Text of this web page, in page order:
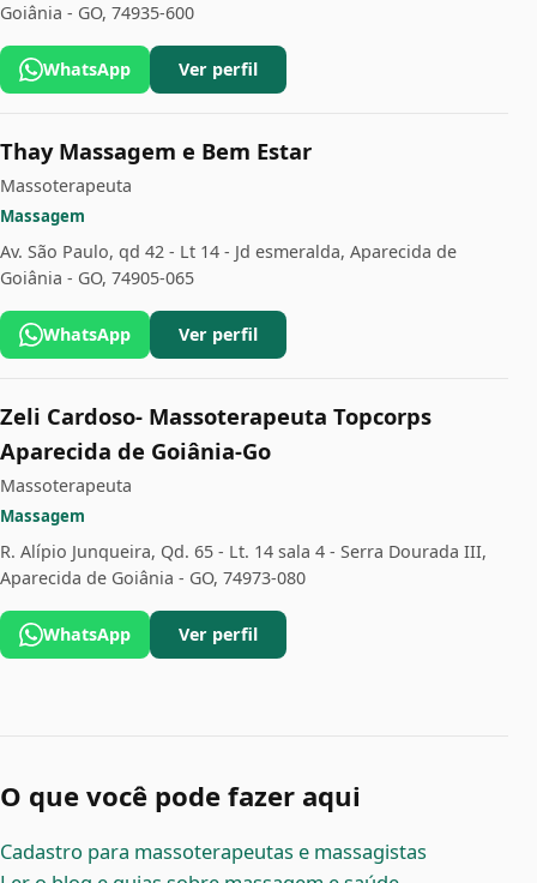
Goiânia - GO, 74935-600
WhatsApp Ver perfil
Thay Massagem e Bem Estar
Massoterapeuta
Massagem
Av. São Paulo, qd 42 - Lt 14 - Jd esmeralda, Aparecida de
Goiânia - GO, 74905-065
WhatsApp Ver perfil
Zeli Cardoso- Massoterapeuta Topcorps
Aparecida de Goiânia-Go
Massoterapeuta
Massagem
R. Alípio Junqueira, Qd. 65 - Lt. 14 sala 4 - Serra Dourada III,
Aparecida de Goiânia - GO, 74973-080
WhatsApp Ver perfil
O que você pode fazer aqui
Cadastro para massoterapeutas e massagistas